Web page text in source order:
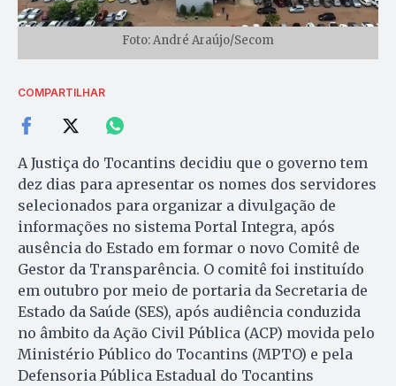
Foto: André Araújo/Secom
COMPARTILHAR
A Justiça do Tocantins decidiu que o governo tem
dez dias para apresentar os nomes dos servidores
selecionados para organizar a divulgação de
informações no sistema Portal Integra, após
ausência do Estado em formar o novo Comitê de
Gestor da Transparência. O comitê foi instituído
em outubro por meio de portaria da Secretaria de
Estado da Saúde (SES), após audiência conduzida
no âmbito da Ação Civil Pública (ACP) movida pelo
Ministério Público do Tocantins (MPTO) e pela
Defensoria Pública Estadual do Tocantins